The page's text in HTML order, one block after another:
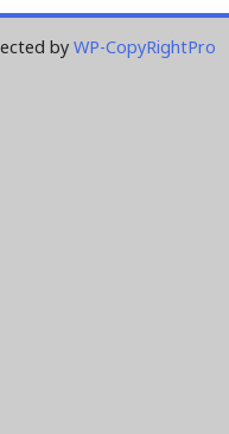
by WP-CopyRightPro